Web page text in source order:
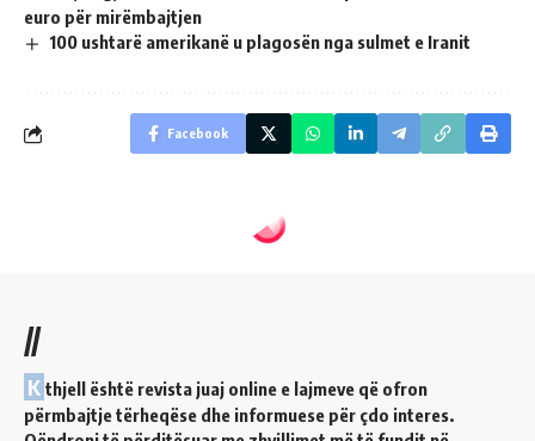
euro për mirëmbajtjen
100 ushtarë amerikanë u plagosën nga sulmet e Iranit
Facebook
//
K thjell është revista juaj online e lajmeve që ofron
përmbajtje tërheqëse dhe informuese për çdo interes.